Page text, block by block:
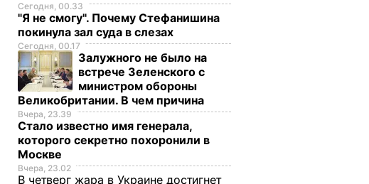
Сегодня, 00.33
"Я не смогу". Почему Стефанишина
покинула зал суда в слезах
Сегодня, 00.17
Залужного не было на
встрече Зеленского с
министром обороны
Великобритании. В чем причина
Вчера, 23.39
Стало известно имя генерала,
которого секретно похоронили в
Москве
Вчера, 23.02
В четверг жара в Украине достигнет